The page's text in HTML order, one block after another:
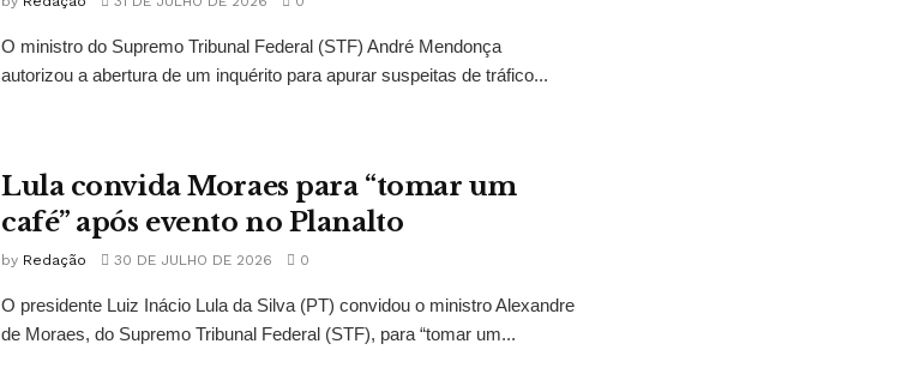
O ministro do Supremo Tribunal Federal (STF) André Mendonça
autorizou a abertura de um inquérito para apurar suspeitas de tráfico...
Lula convida Moraes para “tomar um
café” após evento no Planalto
by Redação 30 DE JULHO DE 2026 0
O presidente Luiz Inácio Lula da Silva (PT) convidou o ministro Alexandre
de Moraes, do Supremo Tribunal Federal (STF), para “tomar um...